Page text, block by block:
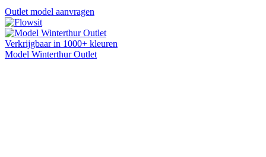
Outlet model aanvragen
Verkrijgbaar in 1000+ kleuren
Model Winterthur Outlet